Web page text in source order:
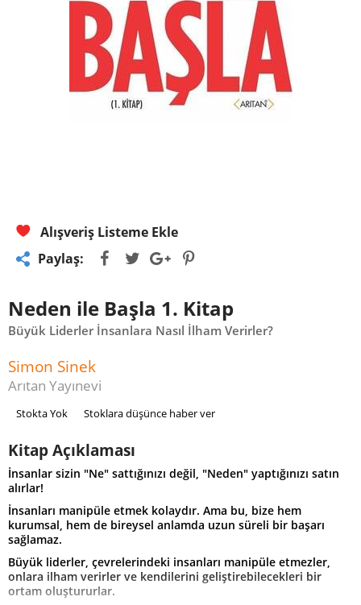
Alışveriş Listeme Ekle
Paylaş:
Neden ile Başla 1. Kitap
Büyük Liderler İnsanlara Nasıl İlham Verirler?
Simon Sinek
Arıtan Yayınevi
Stokta Yok Stoklara düşünce haber ver
Kitap Açıklaması
İnsanlar sizin "Ne" sattığınızı değil, "Neden" yaptığınızı satın
alırlar!
İnsanları manipüle etmek kolaydır. Ama bu, bize hem
kurumsal, hem de bireysel anlamda uzun süreli bir başarı
sağlamaz.
Büyük liderler, çevrelerindeki insanları manipüle etmezler,
onlara ilham verirler ve kendilerini geliştirebilecekleri bir
ortam oluştururlar.